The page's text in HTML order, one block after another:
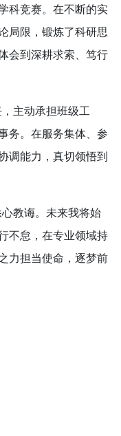
科竞赛。在不断的实
局限，锻炼了科研思
会到深耕求索、笃行
主动承担班级工
务。在服务集体、参
调能力，真切领悟到
教诲。未来我将始
不怠，在专业领域持
力担当使命，逐梦前